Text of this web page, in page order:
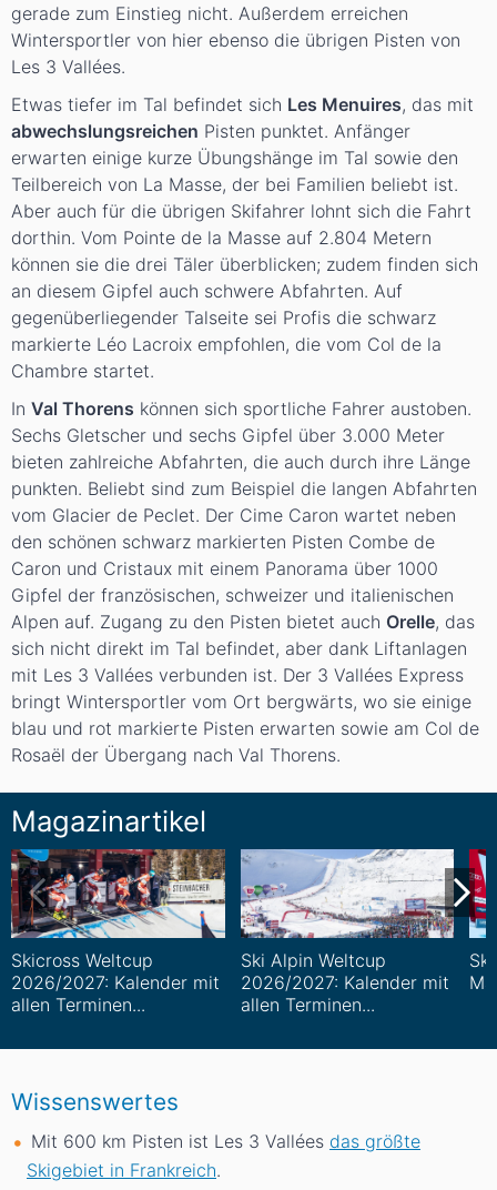
gerade zum Einstieg nicht. Außerdem erreichen
Wintersportler von hier ebenso die übrigen Pisten von
Les 3 Vallées.
Etwas tiefer im Tal befindet sich Les Menuires, das mit
abwechslungsreichen Pisten punktet. Anfänger
erwarten einige kurze Übungshänge im Tal sowie den
Teilbereich von La Masse, der bei Familien beliebt ist.
Aber auch für die übrigen Skifahrer lohnt sich die Fahrt
dorthin. Vom Pointe de la Masse auf 2.804 Metern
können sie die drei Täler überblicken; zudem finden sich
an diesem Gipfel auch schwere Abfahrten. Auf
gegenüberliegender Talseite sei Profis die schwarz
markierte Léo Lacroix empfohlen, die vom Col de la
Chambre startet.
In Val Thorens können sich sportliche Fahrer austoben.
Sechs Gletscher und sechs Gipfel über 3.000 Meter
bieten zahlreiche Abfahrten, die auch durch ihre Länge
punkten. Beliebt sind zum Beispiel die langen Abfahrten
vom Glacier de Peclet. Der Cime Caron wartet neben
den schönen schwarz markierten Pisten Combe de
Caron und Cristaux mit einem Panorama über 1000
Gipfel der französischen, schweizer und italienischen
Alpen auf. Zugang zu den Pisten bietet auch Orelle, das
sich nicht direkt im Tal befindet, aber dank Liftanlagen
mit Les 3 Vallées verbunden ist. Der 3 Vallées Express
bringt Wintersportler vom Ort bergwärts, wo sie einige
blau und rot markierte Pisten erwarten sowie am Col de
Rosaël der Übergang nach Val Thorens.
Magazinartikel
Skicross Weltcup
2026/2027: Kalender mit
allen Terminen...
Ski Alpin Weltcup
2026/2027: Kalender mit
allen Terminen...
Wissenswertes
Mit 600 km Pisten ist Les 3 Vallées das größte
Skigebiet in Frankreich.